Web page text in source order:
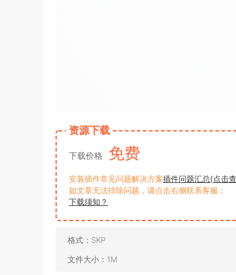
资源下载
下载价格 免费
安装插件常见问题解决方案插件问题汇总(点击
如文章无法排除问题，请点击右侧联系客服；
下载须知？
格式： SKP
文件大小： 1M